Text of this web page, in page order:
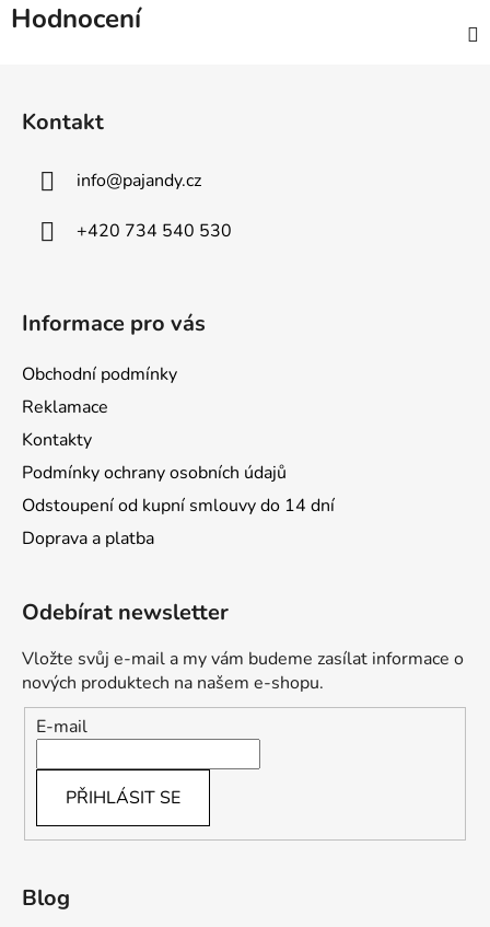
Hodnocení
Kontakt
info@pajandy.cz
+420 734 540 530
Informace pro vás
Obchodní podmínky
Reklamace
Kontakty
Podmínky ochrany osobních údajů
Odstoupení od kupní smlouvy do 14 dní
Doprava a platba
Odebírat newsletter
Vložte svůj e-mail a my vám budeme zasílat informace o
nových produktech na našem e-shopu.
E-mail
PŘIHLÁSIT SE
Blog